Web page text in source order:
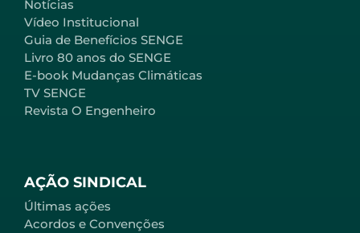
AÇÃO SINDICAL
Últimas ações
Acordos e Convenções
Notícias
Vídeo Institucional
Guia de Benefícios SENGE
Livro 80 anos do SENGE
E-book Mudanças Climáticas
TV SENGE
Revista O Engenheiro